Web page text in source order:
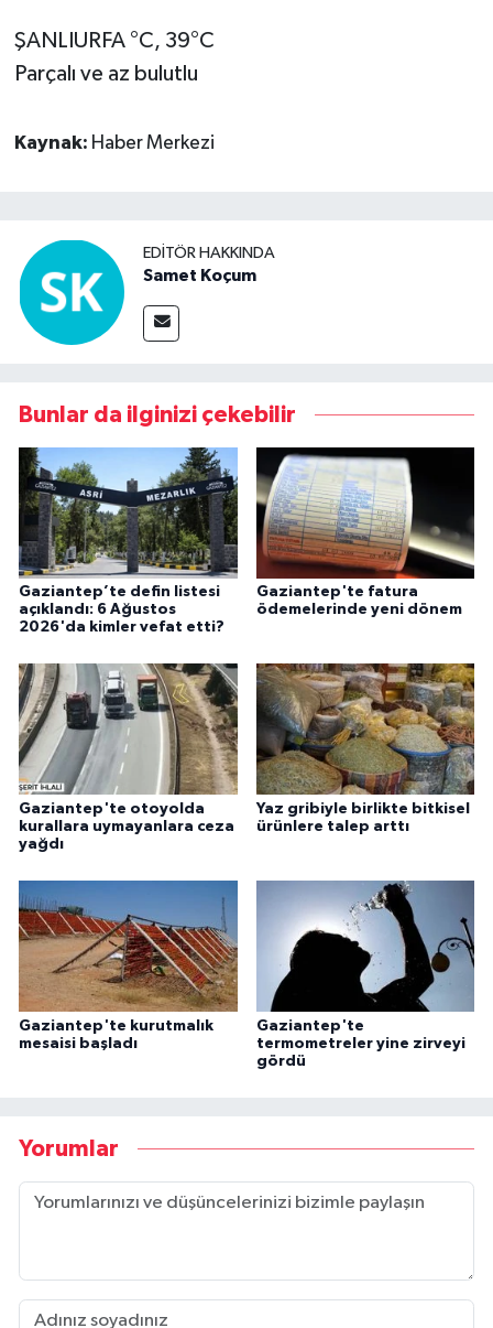
ŞANLIURFA °C, 39°C
Parçalı ve az bulutlu
Kaynak: Haber Merkezi
EDITÖR HAKKINDA
Samet Koçum
Bunlar da ilginizi çekebilir
Gaziantep’te defin listesi
açıklandı: 6 Ağustos
2026'da kimler vefat etti?
Gaziantep'te fatura
ödemelerinde yeni dönem
Gaziantep'te otoyolda
kurallara uymayanlara ceza
yağdı
Yaz gribiyle birlikte bitkisel
ürünlere talep arttı
Gaziantep'te kurutmalık
mesaisi başladı
Gaziantep'te
termometreler yine zirveyi
gördü
Yorumlar